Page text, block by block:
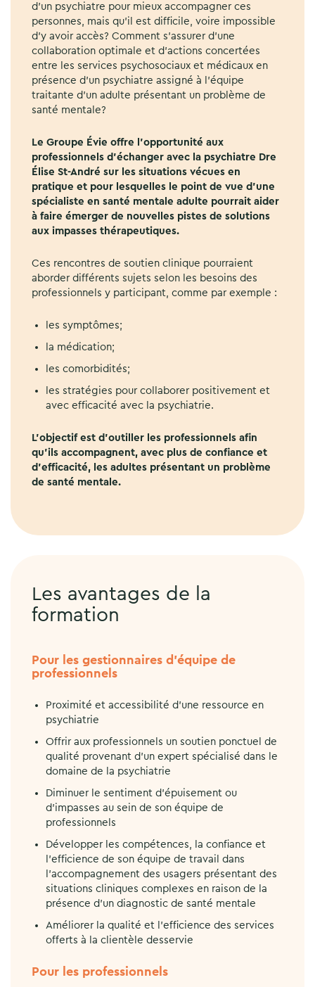
d’un psychiatre pour mieux accompagner ces
personnes, mais qu’il est difficile, voire impossible
d’y avoir accès? Comment s’assurer d’une
collaboration optimale et d’actions concertées
entre les services psychosociaux et médicaux en
présence d’un psychiatre assigné à l’équipe
traitante d’un adulte présentant un problème de
santé mentale?
Le Groupe Évie offre l’opportunité aux
professionnels d’échanger avec la psychiatre Dre
Élise St-André sur les situations vécues en
pratique et pour lesquelles le point de vue d’une
spécialiste en santé mentale adulte pourrait aider
à faire émerger de nouvelles pistes de solutions
aux impasses thérapeutiques.
Ces rencontres de soutien clinique pourraient
aborder différents sujets selon les besoins des
professionnels y participant, comme par exemple :
les symptômes;
la médication;
les comorbidités;
les stratégies pour collaborer positivement et
avec efficacité avec la psychiatrie.
L’objectif est d’outiller les professionnels afin
qu’ils accompagnent, avec plus de confiance et
d’efficacité, les adultes présentant un problème
de santé mentale.
Les avantages de la
formation
Pour les gestionnaires d'équipe de
professionnels
Proximité et accessibilité d’une ressource en
psychiatrie
Offrir aux professionnels un soutien ponctuel de
qualité provenant d’un expert spécialisé dans le
domaine de la psychiatrie
Diminuer le sentiment d’épuisement ou
d’impasses au sein de son équipe de
professionnels
Développer les compétences, la confiance et
l’efficience de son équipe de travail dans
l’accompagnement des usagers présentant des
situations cliniques complexes en raison de la
présence d’un diagnostic de santé mentale
Améliorer la qualité et l’efficience des services
offerts à la clientèle desservie
Pour les professionnels